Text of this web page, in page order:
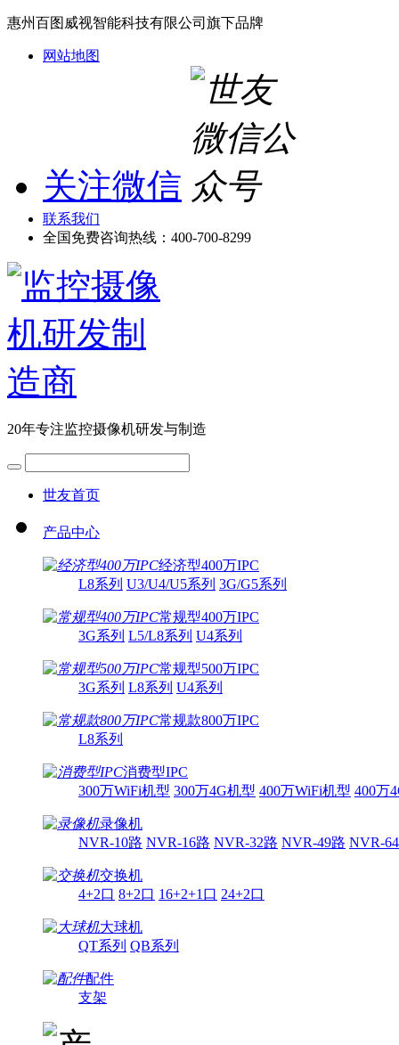
惠州百图威视智能科技有限公司旗下品牌
网站地图
关注微信
联系我们
全国免费咨询热线： 400-700-8299
20年专注监控摄像机研发与制造
世友首页
产品中心
经济型400万IPC
L8系列 U3/U4/U5系列 3G/G5系列
常规型400万IPC
3G系列 L5/L8系列 U4系列
常规型500万IPC
3G系列 L8系列 U4系列
常规款800万IPC
L8系列
消费型IPC
300万WiFi机型 300万4G机型 400万WiFi机型 400万
录像机
NVR-10路 NVR-16路 NVR-32路 NVR-49路 NVR-
交换机
4+2口 8+2口 16+2+1口 24+2口
大球机
QT系列 QB系列
配件
支架